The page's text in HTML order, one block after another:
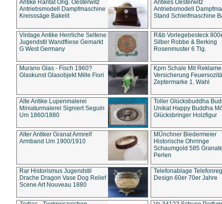
Antike Rarität Orig. Oesterwitz
Antriebsmodell Dampfmaschine
Kreisssäge Bakelit
Antikes Oesterwitz
Antriebsmodell
Stand Schleifmaschine
Vintage Antike Herrliche Seltene
Jugendstil Wandfliese Gemarkt
G West Germany
R&b Vorlegebesteck
Silber Robbe & Berking
Rosenmuster 6 Tlg.
Murano Glas - Fisch 1960?
Glaskunst Glasobjekt Mille Fiori
Kpm Schale Mit Reklame
Versicherung
Zeptermarke 1. Wahl
Alte Antike Lupenmalerei
Miniaturmalerei Signiert Seguin
Um 1860/1880
Toller Glücksbuddha
Unikat Happy Buddha
Glücksbringer Holzfigur
Alter Antiker Granat Armreif
Armband Um 1900/1910
MÜnchner Biedermeier
Historische Ohrringe
Schaumgold 585
Perlen
Rar Historismus Jugendstil
Drache Dragon Vase Dog Relief
Scene Art Nouveau 1880
Telefonablage
Design 60er 70er Jahre